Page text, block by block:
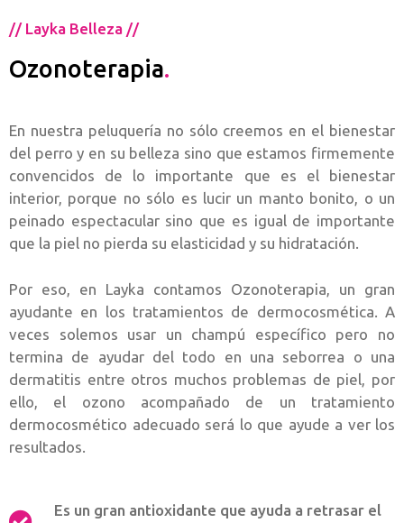
// Layka Belleza //
Ozonoterapia.
En nuestra peluquería no sólo creemos en el bienestar
del perro y en su belleza sino que estamos firmemente
convencidos de lo importante que es el bienestar
interior, porque no sólo es lucir un manto bonito, o un
peinado espectacular sino que es igual de importante
que la piel no pierda su elasticidad y su hidratación.
Por eso, en Layka contamos Ozonoterapia, un gran
ayudante en los tratamientos de dermocosmética. A
veces solemos usar un champú específico pero no
termina de ayudar del todo en una seborrea o una
dermatitis entre otros muchos problemas de piel, por
ello, el ozono acompañado de un tratamiento
dermocosmético adecuado será lo que ayude a ver los
resultados.
Es un gran antioxidante que ayuda a retrasar el